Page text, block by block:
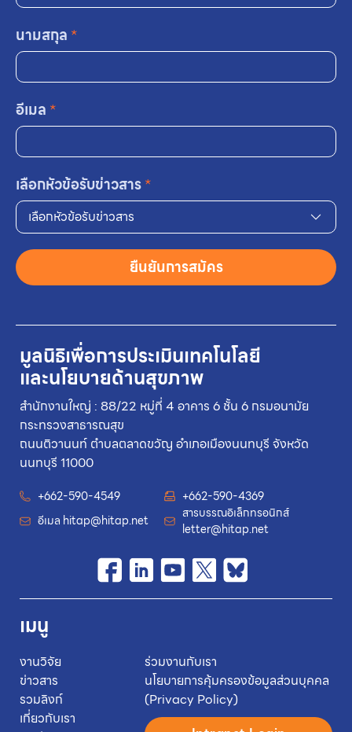
มูลนิธิเพื่อการประเมินเทคโนโลยี
และนโยบายด้านสุขภาพ
สำนักงานใหญ่ : 88/22 หมู่ที่ 4 อาคาร 6 ชั้น 6 กรมอนามัย
กระทรวงสาธารณสุข
ถนนติวานนท์ ตำบลตลาดขวัญ อำเภอเมืองนนทบุรี จังหวัด
นนทบุรี 11000
+662-590-4549
+662-590-4369
อีเมล hitap@hitap.net
สารบรรณอิเล็กทรอนิกส์
letter@hitap.net
เมนู
งานวิจัย
ข่าวสาร
รวมลิงก์
เกี่ยวกับเรา
ร่วมงานกับเรา
นโยบายการคุ้มครองข้อมูลส่วนบุคคล
(Privacy Policy)
นามสกุล *
อีเมล *
เลือกหัวข้อรับข่าวสาร*
เลือกหัวข้อรับข่าวสาร
ยืนยันการสมัคร